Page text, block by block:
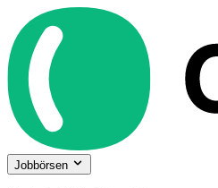
Jobbörsen